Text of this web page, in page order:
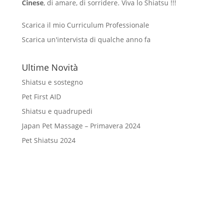
Cinese, di amare, di sorridere. Viva lo Shiatsu !!!
Scarica il mio Curriculum Professionale
Scarica un'intervista di qualche anno fa
Ultime Novità
Shiatsu e sostegno
Pet First AID
Shiatsu e quadrupedi
Japan Pet Massage – Primavera 2024
Pet Shiatsu 2024